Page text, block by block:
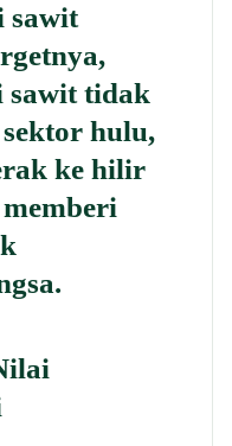
sawit
sawit tidak
hulu,
ke hilir